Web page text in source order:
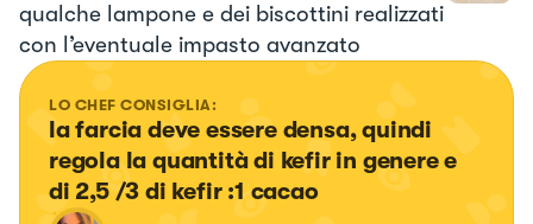
qualche lampone e dei biscottini realizzati
con l’eventuale impasto avanzato
LO CHEF CONSIGLIA:
la farcia deve essere densa, quindi
regola la quantità di kefir in genere e
di 2,5 /3 di kefir :1 cacao